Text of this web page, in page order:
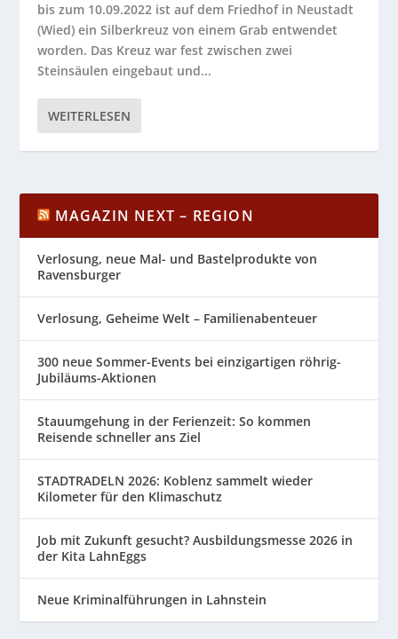
bis zum 10.09.2022 ist auf dem Friedhof in Neustadt
(Wied) ein Silberkreuz von einem Grab entwendet
worden. Das Kreuz war fest zwischen zwei
Steinsäulen eingebaut und...
WEITERLESEN
MAGAZIN NEXT – REGION
Verlosung, neue Mal- und Bastelprodukte von
Ravensburger
Verlosung, Geheime Welt – Familienabenteuer
300 neue Sommer-Events bei einzigartigen röhrig-
Jubiläums-Aktionen
Stauumgehung in der Ferienzeit: So kommen
Reisende schneller ans Ziel
STADTRADELN 2026: Koblenz sammelt wieder
Kilometer für den Klimaschutz
Job mit Zukunft gesucht? Ausbildungsmesse 2026 in
der Kita LahnEggs
Neue Kriminalführungen in Lahnstein